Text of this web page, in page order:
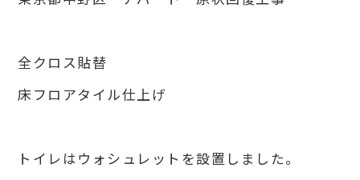
全クロス貼替
床フロアタイル仕上げ
トイレはウォシュレットを設置しました。